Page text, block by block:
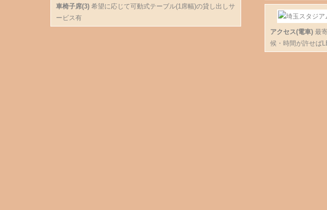
車椅子席(3)希望に応じて可動式テーブル(1席幅)の貸し出しサ
ービス有
アクセス(電車)最
候・時間が許せば